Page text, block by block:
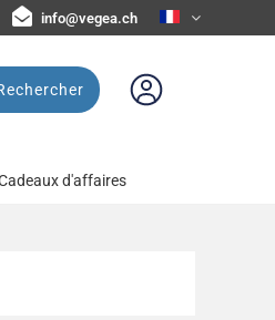
info@vegea.ch
d'affaires